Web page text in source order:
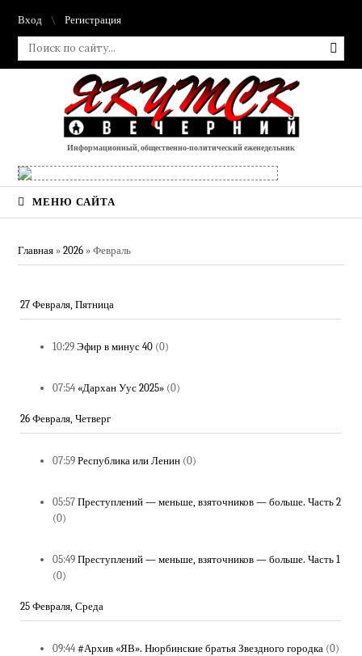
Вход Регистрация
Информационный, общественно-политический еженедельник
МЕНЮ САЙТА
Главная »2026 » Февраль
27 Февраля, Пятница
10:29 Эфир в минус 40 (0)
07:54 «Дархан Уус 2025» (0)
26 Февраля, Четверг
07:59 Республика или Ленин (0)
05:57 Преступлений — меньше, взяточников — больше. Часть 2
(0)
05:49 Преступлений — меньше, взяточников — больше. Часть 1
(0)
25 Февраля, Среда
09:44 #Архив «ЯВ». Нюрбинские братья Звездного городка (0)